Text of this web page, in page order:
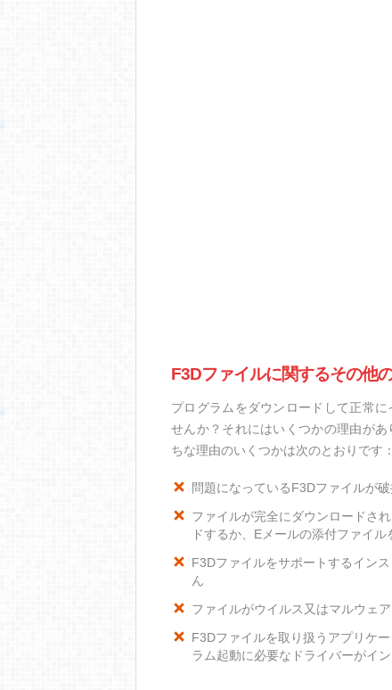
F3Dファイルに関するその他
プログラムをダウンロードして正常
せんか？それにはいくつかの理由が
ちな理由のいくつかは次のとおりです：
問題になっているF3Dファイルが
ファイルが完全にダウンロードさ
ドするか、Eメールの添付ファイル
F3Dファイルをサポートするイン
ん
ファイルがウイルス又はマルウェ
F3Dファイルを取り扱うアプリケ
ラム起動に必要なドライバーがイ